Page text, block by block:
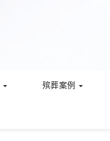
殡葬案例